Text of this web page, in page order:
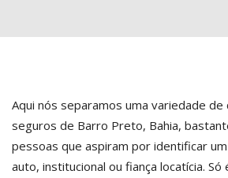
Aqui nós separamos uma variedade
seguros de Barro Preto, Bahia,
pessoas que aspiram por identificar
auto, institucional ou fiança locatícia.